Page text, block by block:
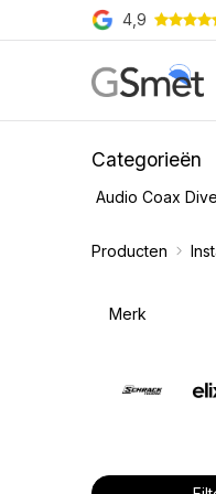
Overslaan naar inhoud
4,9
Categorieën
Audio Coax
Producten
Merk